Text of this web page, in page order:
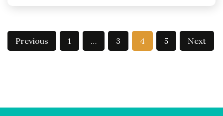
Posts pagination
Previous 1 … 3 4 5 Next